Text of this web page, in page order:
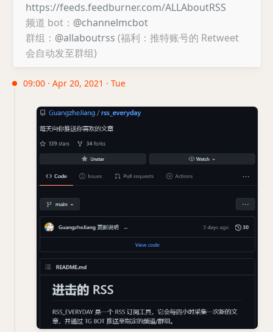
https://feeds.feedburner.com/ALLAboutRSS
频道 bot： @channelmcbot
群组： @allaboutrss (福利：推特账号的 Retweet
会自动发至群组)
09:00 · Apr 20, 2021 · Tue